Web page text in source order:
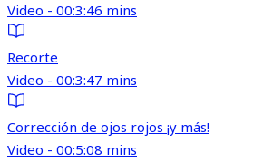
Video - 00:3:46 mins
Recorte
Video - 00:3:47 mins
Corrección de ojos rojos ¡y más!
Video - 00:5:08 mins